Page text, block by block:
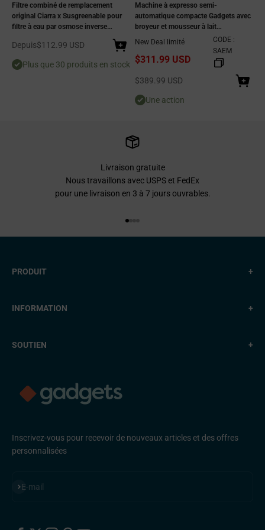
Filtre combiné de remplacement
original Ciarra x Susgreenable pour
filtre à eau par osmose inverse
inverse à 5 étapes
Prix de vente
Depuis$112.99 USD
Plus que 30 produits en stock
Machine à expresso semi-
automatique compacte Gadgets avec
broyeur et mousseur à lait
automatique pour petites cuisines
New Deal limité
$311.99 USD
CODE :
SAEM
Prix de vente
$389.99 USD
Une action
Livraison gratuite
Nous travaillons avec USPS et FedEx
pour une livraison en 3 à 7 jours ouvrables.
PRODUIT +
INFORMATION +
SOUTIEN +
Inscrivez-vous pour recevoir de nouveaux articles et des offres
personnalisées
E-mail
S'inscrire